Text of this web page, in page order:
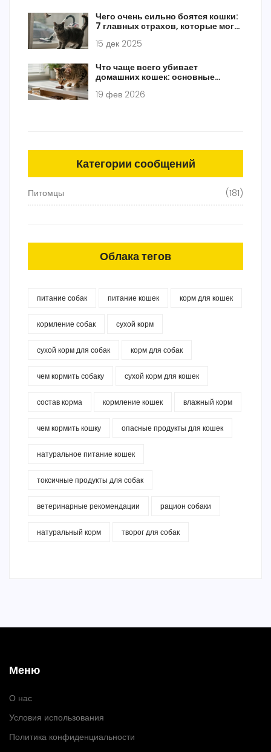
Чего очень сильно боятся кошки:
7 главных страхов, которые могут
15 дек 2025
Что чаще всего убивает
домашних кошек: основные
не знают
19 фев 2026
Категории сообщений
Питомцы (181)
Облака тегов
питание собак питание кошек корм для кошек
кормление собак сухой корм
сухой корм для собак корм для собак
чем кормить собаку сухой корм для кошек
состав корма кормление кошек влажный корм
чем кормить кошку опасные продукты для кошек
натуральное питание кошек
токсичные продукты для собак
ветеринарные рекомендации рацион собаки
натуральный корм творог для собак
Меню
О нас
Условия использования
Политика конфиденциальности